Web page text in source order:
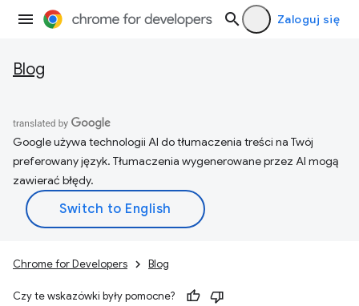
Zaloguj się
Blog
Google używa technologii AI do tłumaczenia treści na Twój
preferowany język. Tłumaczenia wygenerowane przez AI mogą
zawierać błędy.
Chrome for Developers Blog
Czy te wskazówki były pomocne?